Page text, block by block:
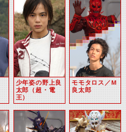
少年姿の野上良
太郎（超・電
王）
モモタロス／M
良太郎